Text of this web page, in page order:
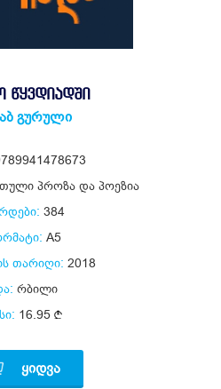
ᲬᲧᲕᲓᲘᲐᲓᲨᲘ
გურული
პროზა და პოეზია
384
A5
თარიღი: 2018
რბილი
16.95
ᲧᲘᲓᲕᲐ